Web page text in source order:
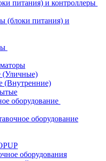
питания) и контроллеры
(блоки питания) и
(Уличные)
(Внутренние)
оборудование
оборудование
оборудования